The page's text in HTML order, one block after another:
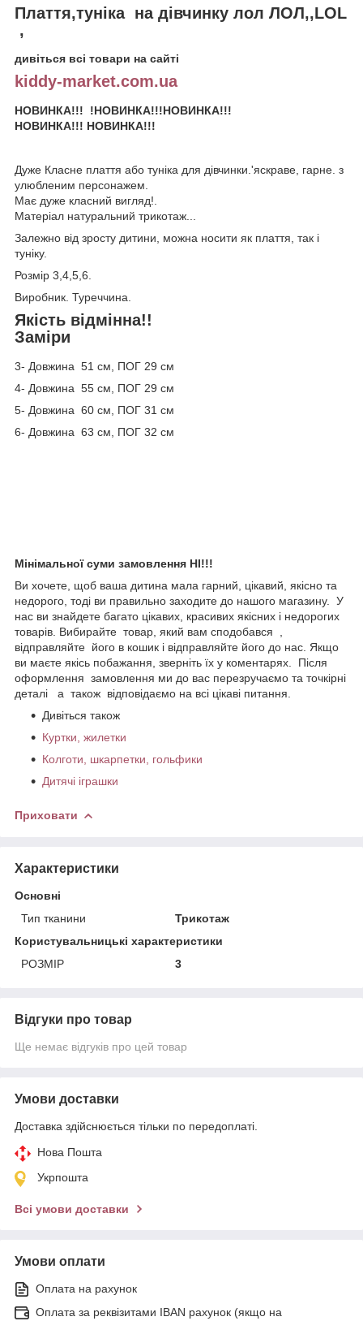
Плаття,туніка на дівчинку лол ЛОЛ,,LOL
,
дивіться всі товари на сайті
kiddy-market.com.ua
НОВИНКА!!! !НОВИНКА!!!НОВИНКА!!!
НОВИНКА!!! НОВИНКА!!!
Дуже Класне плаття або туніка для дівчинки.'яскраве, гарне. з
улюбленим персонажем.
Має дуже класний вигляд!.
Матеріал натуральний трикотаж...
Залежно від зросту дитини, можна носити як плаття, так і
туніку.
Розмір 3,4,5,6.
Виробник. Туреччина.
Якість відмінна!!
Заміри
3- Довжина 51 см, ПОГ 29 см
4- Довжина 55 см, ПОГ 29 см
5- Довжина 60 см, ПОГ 31 см
6- Довжина 63 см, ПОГ 32 см
Мінімальної суми замовлення НІ!!!
Ви хочете, щоб ваша дитина мала гарний, цікавий, якісно та
недорого, тоді ви правильно заходите до нашого магазину. У
нас ви знайдете багато цікавих, красивих якісних і недорогих
товарів. Вибирайте товар, який вам сподобався ,
відправляйте його в кошик і відправляйте його до нас. Якщо
ви маєте якісь побажання, зверніть їх у коментарях. Після
оформлення замовлення ми до вас перезручаємо та точкірні
деталі а також відповідаємо на всі цікаві питання.
Дивіться також
Куртки, жилетки
Колготи, шкарпетки, гольфики
Дитячі іграшки
Приховати
Характеристики
Основні
Тип тканини
Трикотаж
Користувальницькі характеристики
РОЗМІР
3
Відгуки про товар
Ще немає відгуків про цей товар
Умови доставки
Доставка здійснюється тільки по передоплаті.
Нова Пошта
Укрпошта
Всі умови доставки
Умови оплати
Оплата на рахунок
Оплата за реквізитами IBAN рахунок (якщо на